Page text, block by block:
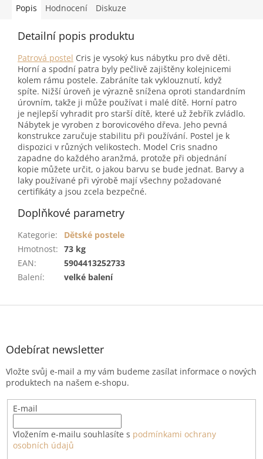
Popis Hodnocení Diskuze
Detailní popis produktu
Patrová postel Cris je vysoký kus nábytku pro dvě děti.
Horní a spodní patra byly pečlivě zajištěny kolejnicemi
kolem rámu postele. Zabráníte tak vyklouznutí, když
spíte. Nižší úroveň je výrazně snížena oproti standardním
úrovním, takže ji může používat i malé dítě. Horní patro
je nejlepší vyhradit pro starší dítě, které už žebřík zvládlo.
Nábytek je vyroben z borovicového dřeva. Jeho pevná
konstrukce zaručuje stabilitu při používání. Postel je k
dispozici v různých velikostech. Model Cris snadno
zapadne do každého aranžmá, protože při objednání
kopie můžete určit, o jakou barvu se bude jednat. Barvy a
laky používané při výrobě mají všechny požadované
certifikáty a jsou zcela bezpečné.
Doplňkové parametry
Kategorie:
Dětské postele
Hmotnost: 73 kg
EAN:
5904413252733
Balení: velké balení
Z
Odebírat newsletter
Vložte svůj e-mail a my vám budeme zasílat informace o nových
produktech na našem e-shopu.
E-mail
Vložením e-mailu souhlasíte s podmínkami ochrany
osobních údajů